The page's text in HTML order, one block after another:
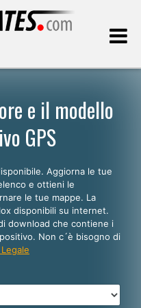
e il modello
GPS
Aggiorna le tue
e ottieni le
le tue mappe. La
disponibili su internet.
download che contiene i
Non c´è bisogno di